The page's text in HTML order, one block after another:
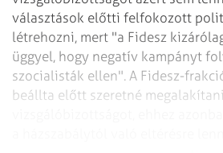
választások előtti felfokozott
létrehozni, mert "a Fidesz
üggyel, hogy negatív kampányt
szocialisták ellen". A Fidesz-
beállta előtt szeretné